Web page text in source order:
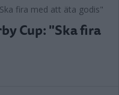
Cup: "Ska fira